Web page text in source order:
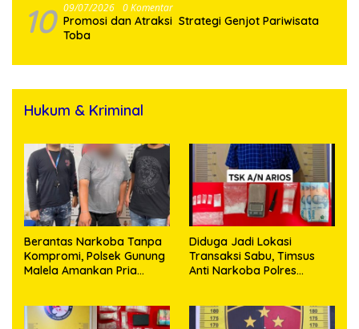
10 09/07/2026 0 Komentar
Promosi dan Atraksi Strategi Genjot Pariwisata
Toba
Hukum & Kriminal
Berantas Narkoba Tanpa
Kompromi, Polsek Gunung
Malela Amankan Pria
Diduga Jadi Lokasi
Transaksi Sabu, Timsus
Anti Narkoba Polres
63,67 Gram Sabu